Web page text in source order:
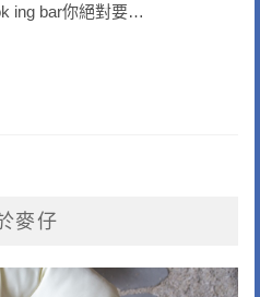
ing bar你絕對要…
麥仔